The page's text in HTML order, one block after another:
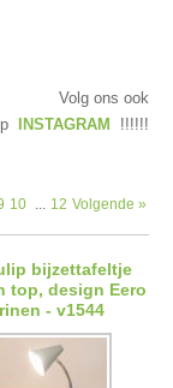
Volg ons ook
INSTAGRAM !!!!!!
10 12 Volgende »
bijzettafeltje
top, design Eero
- v1544